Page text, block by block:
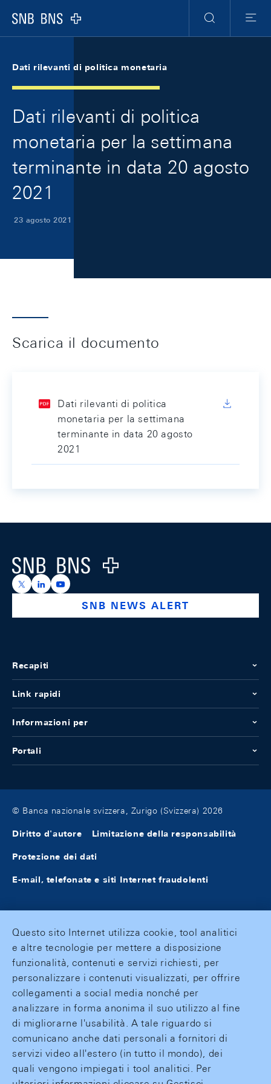
Logo
Ricerca
Menu
Dati rilevanti di politica monetaria
Dati rilevanti di politica
monetaria per la settimana
terminante in data 20 agosto
2021
23 agosto 2021
Scarica il documento
Dati rilevanti di politica
monetaria per la settimana
terminante in data 20 agosto
2021
Logo
https://x.com/snb_bns
https://ch.linkedin.com/company/swiss-national-
https://www.youtube.com/@swissnationalbank
SNB NEWS ALERT
Recapiti
Link rapidi
Informazioni per
Portali
© Banca nazionale svizzera, Zurigo (Svizzera) 2026
Diritto d'autore Limitazione della responsabilità
Protezione dei dati
E-mail, telefonate e siti Internet fraudolenti
Questo sito Internet utilizza cookie, tool analitici
e altre tecnologie per mettere a disposizione
funzionalità, contenuti e servizi richiesti, per
personalizzare i contenuti visualizzati, per offrire
collegamenti a social media nonché per
analizzare in forma anonima il suo utilizzo al fine
di migliorarne l'usabilità. A tale riguardo si
comunicano anche dati personali a fornitori di
servizi video all'estero (in tutto il mondo), dei
quali vengono impiegati i tool analitici. Per